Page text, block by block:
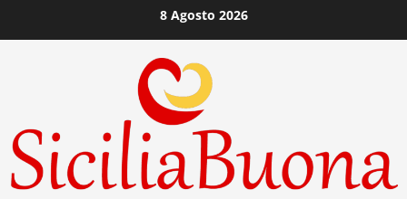
al
8 Agosto 2026